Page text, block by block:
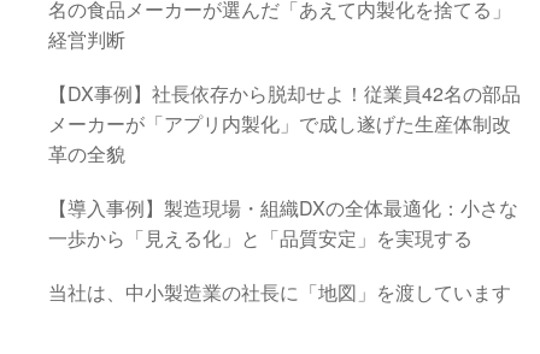
名の食品メーカーが選んだ「あえて内製化を捨てる」
経営判断
【DX事例】社長依存から脱却せよ！従業員42名の部品
メーカーが「アプリ内製化」で成し遂げた生産体制改
革の全貌
【導入事例】製造現場・組織DXの全体最適化：小さな
一歩から「見える化」と「品質安定」を実現する
当社は、中小製造業の社長に「地図」を渡しています